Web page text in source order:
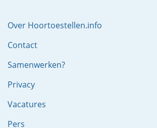
Over Hoortoestellen.info
Contact
Samenwerken?
Privacy
Vacatures
Pers